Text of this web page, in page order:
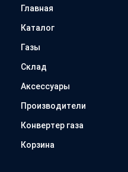
Главная
Каталог
Газы
Склад
Аксессуары
Производители
Конвертер газа
Корзина